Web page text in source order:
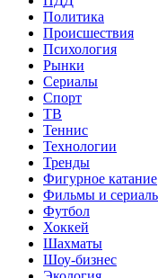
Политика
Происшествия
Психология
Рынки
Сериалы
Спорт
ТВ
Теннис
Технологии
Тренды
Фигурное катание
Фильмы и
Футбол
Хоккей
Шахматы
Шоу-бизнес